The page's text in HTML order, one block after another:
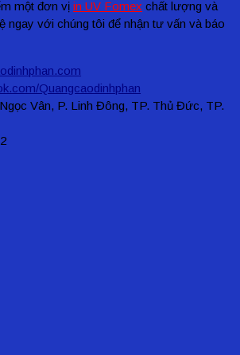
một đơn vị in UV Fomex chất lượng và
ngay với chúng tôi để nhận tư vấn và báo
Quangcaodinhphan
Vân, P. Linh Đông, TP. Thủ Đức, TP.